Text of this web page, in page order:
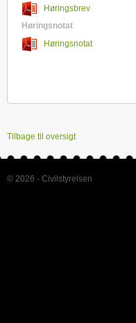
Høringsbrev
Høringsnotat
Høringsnotat
Tilbage til oversigt
© 2026 - Civilstyrelsen